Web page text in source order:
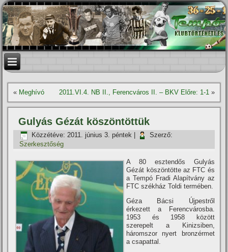
« Meghí­vó 2011.VI.4. NB II., Ferencváros II. – BKV Előre: 1-1»
Gulyás Gézát köszöntöttük
Közzétéve: 2011. június 3. péntek
Szerző:
Szerkesztőség
A 80 esztendős Gulyás
Gézát köszöntötte az FTC és
a Tempó Fradi Alapí­tvány az
FTC székház Toldi termében.
Géza Bácsi Újpestről
érkezett a Ferencvárosba.
1953 és 1958 között
szerepelt a Kinizsiben,
háromszor nyert bronzérmet
a csapattal.